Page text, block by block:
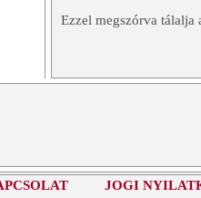
Ezzel megszórva tálalja
JOGI